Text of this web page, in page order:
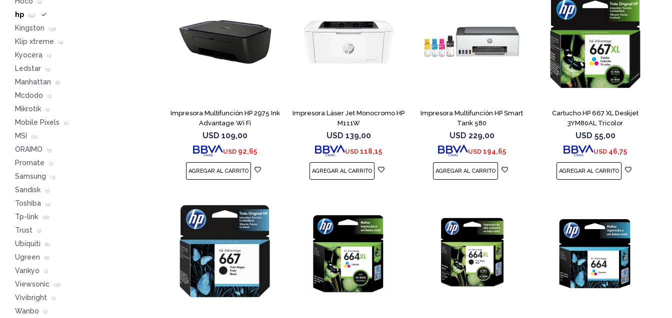
Impresora Multifunción HP 2975 Ink
Advantage Wi Fi
USD 109,00
USD 92,65
Impresora Láser Jet Monocromo HP
M111W
USD 139,00
USD 118,15
Impresora Multifunción HP Smart
Tank 580
USD 229,00
USD 194,65
Cartucho HP 667 XL Deskjet
3YM80AL Tricolor
USD 55,00
USD 46,75
(4)
hp (94)
Kingston (30)
Klip xtreme (4)
Kyocera (1)
Ledstar (5)
Manhattan (6)
Mcdodo (1)
Mikrotik (1)
Mobile Pixels (2)
MSI (11)
ORAIMO (5)
Promate (2)
Samsung (3)
Sandisk (5)
Toshiba (4)
Tp-link (16)
Trust (1)
Ubiquiti (8)
Ugreen (6)
Vankyo (1)
Viewsonic (16)
Vivibright (1)
Wanbo (2)